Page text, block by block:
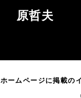
原哲夫
ームページに掲載の